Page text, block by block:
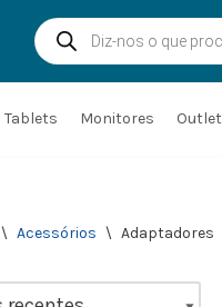
Tablets Monitores Outlet
\ Acessórios \ Adaptadores